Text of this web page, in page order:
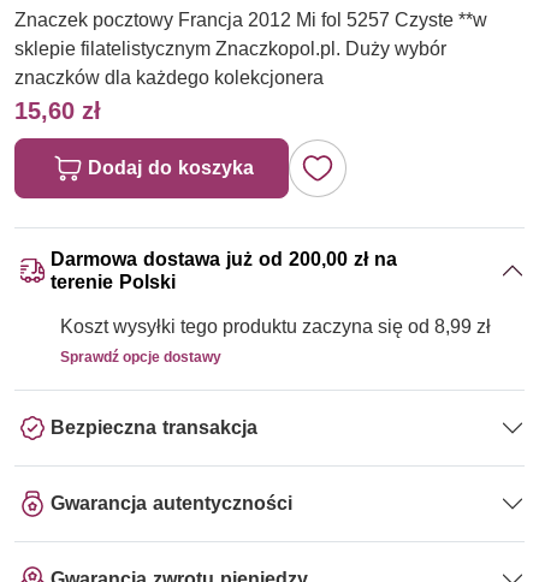
Znaczek pocztowy Francja 2012 Mi fol 5257 Czyste **w
sklepie filatelistycznym Znaczkopol.pl. Duży wybór
znaczków dla każdego kolekcjonera
15,60 zł
Dodaj do koszyka
Darmowa dostawa już od 200,00 zł na
terenie Polski
Koszt wysyłki tego produktu zaczyna się od 8,99 zł
Sprawdź opcje dostawy
Bezpieczna transakcja
Gwarancja autentyczności